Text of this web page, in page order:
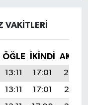
VAKITLERI
ÖĞLE İKINDI
13:11 17:01
20:14
13:11 17:01
20:13